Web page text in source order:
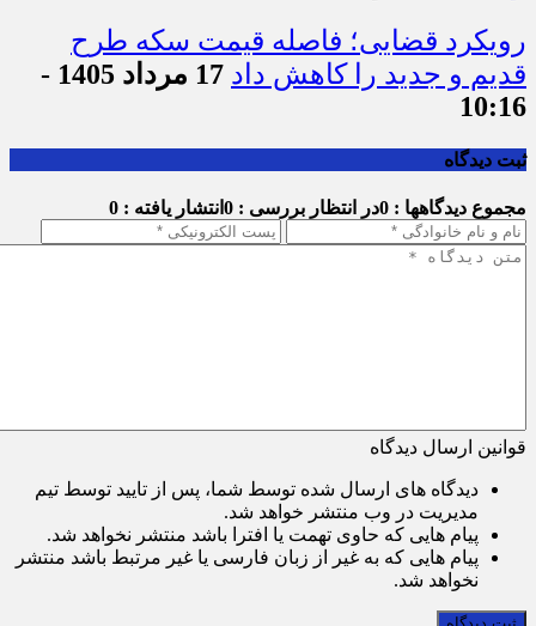
رویکرد قضایی؛ فاصله قیمت سکه طرح
قدیم و جدید را کاهش داد
17 مرداد 1405 -
10:16
ثبت دیدگاه
مجموع دیدگاهها : 0 در انتظار بررسی : 0 انتشار یافته : 0
قوانین ارسال دیدگاه
دیدگاه های ارسال شده توسط شما، پس از تایید توسط تیم
مدیریت در وب منتشر خواهد شد.
پیام هایی که حاوی تهمت یا افترا باشد منتشر نخواهد شد.
پیام هایی که به غیر از زبان فارسی یا غیر مرتبط باشد منتشر
نخواهد شد.